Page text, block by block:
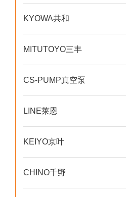
KYOWA共和
MITUTOYO三丰
CS-PUMP真空泵
LINE莱恩
KEIYO京叶
CHINO千野